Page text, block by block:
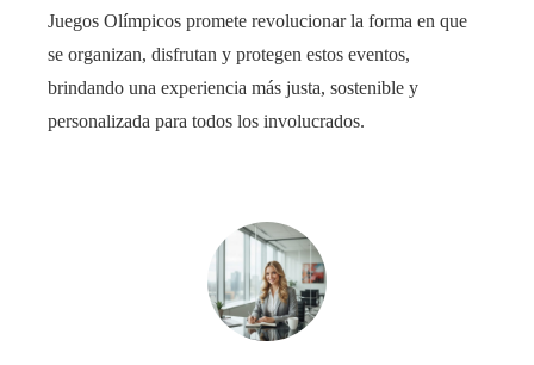
Juegos Olímpicos promete revolucionar la forma en que
se organizan, disfrutan y protegen estos eventos,
brindando una experiencia más justa, sostenible y
personalizada para todos los involucrados.